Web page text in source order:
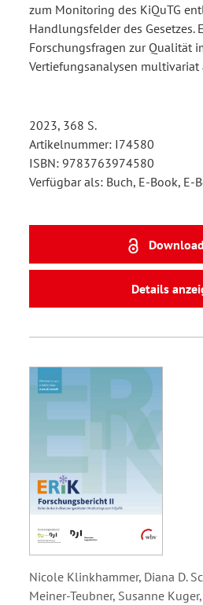
zum Monitoring des KiQuTG
Handlungsfelder des Gesetzes.
Forschungsfragen zur Qualität
Vertiefungsanalysen multivariat
2023, 368 S.
Artikelnummer: I74580
ISBN: 9783763974580
Verfügbar als: Buch, E-Book, E-
Download
Details
Nicole Klinkhammer, Diana D.
Meiner-Teubner, Susanne